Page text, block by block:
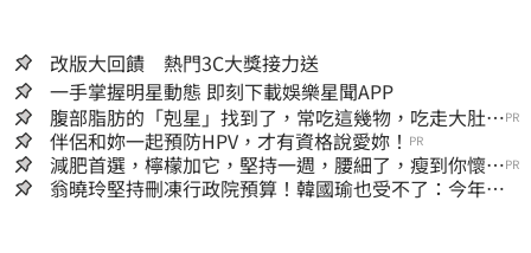
改版大回饋 熱門3C大獎接力送
一手掌握明星動態 即刻下載娛樂星聞APP
腹部脂肪的「剋星」找到了，常吃這幾物，吃走大肚
囊，瘦出小蠻腰
PR
伴侶和妳一起預防HPV，才有資格說愛妳！ PR
減肥首選，檸檬加它，堅持一週，腰細了，瘦到你懷疑
人生
PR
翁曉玲堅持刪凍行政院預算！韓國瑜也受不了：今年剩4